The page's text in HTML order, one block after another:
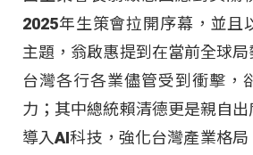
2025年生策會拉開序幕，並且
主題，翁啟惠提到在當前全球局
台灣各行各業儘管受到衝擊，
力；其中總統賴清德更是親自
導入AI科技，強化台灣產業格